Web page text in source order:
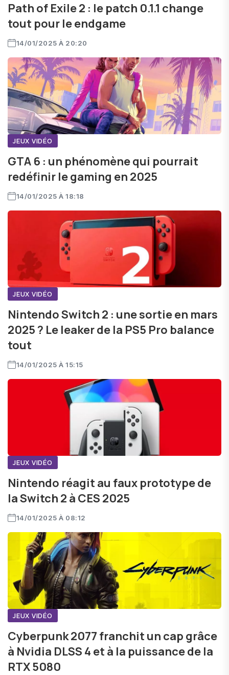
Path of Exile 2 : le patch 0.1.1 change
tout pour le endgame
14/01/2025 À 20:20
JEUX VIDÉO
GTA 6 : un phénomène qui pourrait
redéfinir le gaming en 2025
14/01/2025 À 18:18
JEUX VIDÉO
Nintendo Switch 2 : une sortie en mars
2025 ? Le leaker de la PS5 Pro balance
tout
14/01/2025 À 15:15
JEUX VIDÉO
Nintendo réagit au faux prototype de
la Switch 2 à CES 2025
14/01/2025 À 08:12
JEUX VIDÉO
Cyberpunk 2077 franchit un cap grâce
à Nvidia DLSS 4 et à la puissance de la
RTX 5080